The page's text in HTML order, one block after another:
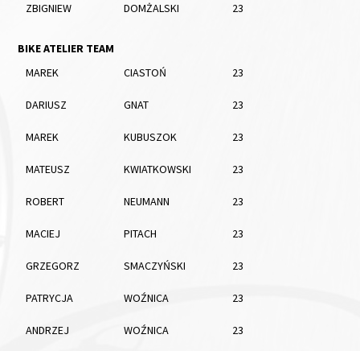
ZBIGNIEW
DOMŻALSKI 23
BIKE ATELIER TEAM
MAREK
CIASTOŃ 23
DARIUSZ GNAT 23
MAREK KUBUSZOK 23
MATEUSZ KWIATKOWSKI 23
ROBERT NEUMANN 23
MACIEJ PITACH 23
GRZEGORZ SMACZYŃSKI 23
PATRYCJA WOŹNICA 23
ANDRZEJ WOŹNICA 23